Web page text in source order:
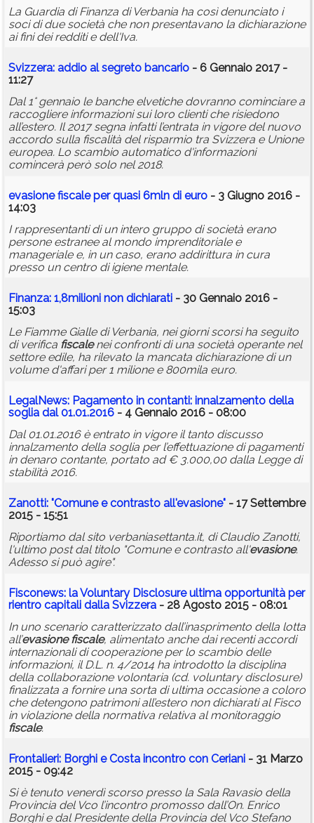
La Guardia di Finanza di Verbania ha così denunciato i
soci di due società che non presentavano la dichiarazione
ai fini dei redditi e dell'Iva.
Svizzera: addio al segreto bancario - 6 Gennaio 2017 -
11:27
Dal 1° gennaio le banche elvetiche dovranno cominciare a
raccogliere informazioni sui loro clienti che risiedono
all’estero. Il 2017 segna infatti l’entrata in vigore del nuovo
accordo sulla fiscalità del risparmio tra Svizzera e Unione
europea. Lo scambio automatico d'informazioni
comincerà però solo nel 2018.
evasione fiscaleper quasi 6mln di euro - 3 Giugno 2016 -
14:03
I rappresentanti di un intero gruppo di società erano
persone estranee al mondo imprenditoriale e
manageriale e, in un caso, erano addirittura in cura
presso un centro di igiene mentale.
Finanza: 1,8milioni non dichiarati - 30 Gennaio 2016 -
15:03
Le Fiamme Gialle di Verbania, nei giorni scorsi ha seguito
di verifica fiscalenei confronti di una società operante nel
settore edile, ha rilevato la mancata dichiarazione di un
volume d'affari per 1 milione e 800mila euro.
LegalNews: Pagamento in contanti: innalzamento della
soglia dal 01.01.2016 - 4 Gennaio 2016 - 08:00
Dal 01.01.2016 è entrato in vigore il tanto discusso
innalzamento della soglia per l’effettuazione di pagamenti
in denaro contante, portato ad € 3.000,00 dalla Legge di
stabilità 2016.
Zanotti: "Comune e contrasto all'evasione" - 17 Settembre
2015 - 15:51
Riportiamo dal sito verbaniasettanta.it, di Claudio Zanotti,
l'ultimo post dal titolo "Comune e contrasto all'evasione.
Adesso si può agire".
Fisconews: la Voluntary Disclosure ultima opportunità per
rientro capitali dalla Svizzera - 28 Agosto 2015 - 08:01
In uno scenario caratterizzato dall’inasprimento della lotta
all’evasione fiscale, alimentato anche dai recenti accordi
internazionali di cooperazione per lo scambio delle
informazioni, il D.L. n. 4/2014 ha introdotto la disciplina
della collaborazione volontaria (cd. voluntary disclosure)
finalizzata a fornire una sorta di ultima occasione a coloro
che detengono patrimoni all’estero non dichiarati al Fisco
in violazione della normativa relativa al monitoraggio
fiscale.
Frontalieri: Borghi e Costa incontro con Ceriani - 31 Marzo
2015 - 09:42
Si è tenuto venerdì scorso presso la Sala Ravasio della
Provincia del Vco l’incontro promosso dall’On. Enrico
Borghi e dal Presidente della Provincia del Vco Stefano